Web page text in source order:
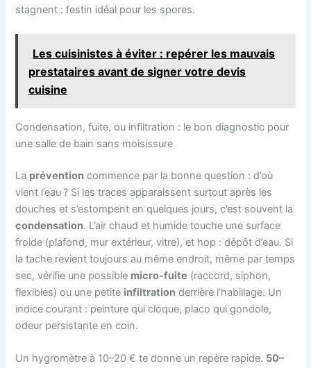
stagnent : festin idéal pour les spores.
Les cuisinistes à éviter : repérer les mauvais
prestataires avant de signer votre devis
cuisine
Condensation, fuite, ou infiltration : le bon diagnostic pour
une salle de bain sans moisissure
La prévention commence par la bonne question : d’où
vient l’eau ? Si les traces apparaissent surtout après les
douches et s’estompent en quelques jours, c’est souvent la
condensation. L’air chaud et humide touche une surface
froide (plafond, mur extérieur, vitre), et hop : dépôt d’eau. Si
la tache revient toujours au même endroit, même par temps
sec, vérifie une possible micro-fuite (raccord, siphon,
flexibles) ou une petite infiltration derrière l’habillage. Un
indice courant : peinture qui cloque, placo qui gondole,
odeur persistante en coin.
Un hygromètre à 10–20 € te donne un repère rapide. 50–